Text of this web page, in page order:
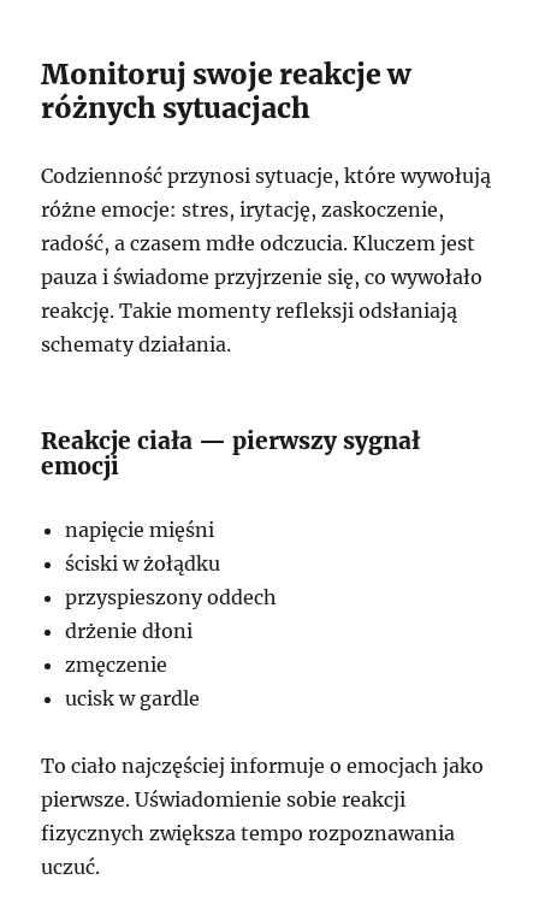
Monitoruj swoje reakcje w
różnych sytuacjach
Codzienność przynosi sytuacje, które wywołują
różne emocje: stres, irytację, zaskoczenie,
radość, a czasem mdłe odczucia. Kluczem jest
pauza i świadome przyjrzenie się, co wywołało
reakcję. Takie momenty refleksji odsłaniają
schematy działania.
Reakcje ciała — pierwszy sygnał
emocji
napięcie mięśni
ściski w żołądku
przyspieszony oddech
drżenie dłoni
zmęczenie
ucisk w gardle
To ciało najczęściej informuje o emocjach jako
pierwsze. Uświadomienie sobie reakcji
fizycznych zwiększa tempo rozpoznawania
uczuć.